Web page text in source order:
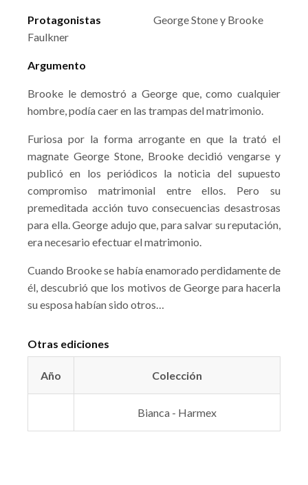
Protagonistas
George Stone y Brooke
Faulkner
Argumento
Brooke le demostró a George que, como cualquier
hombre, podía caer en las trampas del matrimonio.
Furiosa por la forma arrogante en que la trató el
magnate George Stone, Brooke decidió vengarse y
publicó en los periódicos la noticia del supuesto
compromiso matrimonial entre ellos. Pero su
premeditada acción tuvo consecuencias desastrosas
para ella. George adujo que, para salvar su reputación,
era necesario efectuar el matrimonio.
Cuando Brooke se había enamorado perdidamente de
él, descubrió que los motivos de George para hacerla
su esposa habían sido otros…
Otras ediciones
Año Colección
Bianca - Harmex